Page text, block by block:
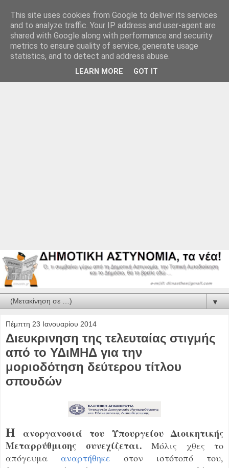
▼
Πέμπτη 23 Ιανουαρίου 2014
Διευκρινηση της τελευταίας στιγμής
από το ΥΔιΜΗΔ για την
μοριοδότηση δεύτερου τίτλου
σπουδών
Η ανοργανοσιά του Υπουργείου Διοικητικής
Μεταρρύθμισης συνεχίζεται. Μόλις χθες το
απόγευμα αναρτήθηκε στον ιστότοπό του,
This site uses cookies from Google to deliver its services
and to analyze traffic. Your IP address and user-agent are
shared with Google along with performance and security
metrics to ensure quality of service, generate usage
statistics, and to detect and address abuse.
LEARN MORE GOT IT